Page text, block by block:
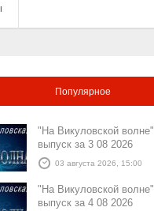
Популярное
"На Викуловской волне"
выпуск за 3 08 2026
03 августа 2026, 15:00
"На Викуловской волне"
выпуск за 4 08 2026